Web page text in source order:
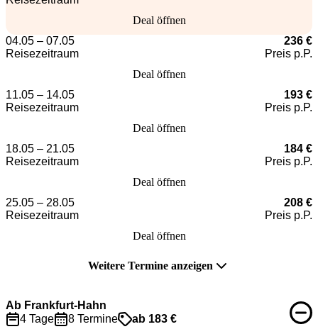
Deal öffnen
04.05 – 07.05
Reisezeitraum
236 €
Preis p.P.
Deal öffnen
11.05 – 14.05
Reisezeitraum
193 €
Preis p.P.
Deal öffnen
18.05 – 21.05
Reisezeitraum
184 €
Preis p.P.
Deal öffnen
25.05 – 28.05
Reisezeitraum
208 €
Preis p.P.
Deal öffnen
Weitere Termine anzeigen
Ab Frankfurt-Hahn
4 Tage
8 Termine
ab 183 €